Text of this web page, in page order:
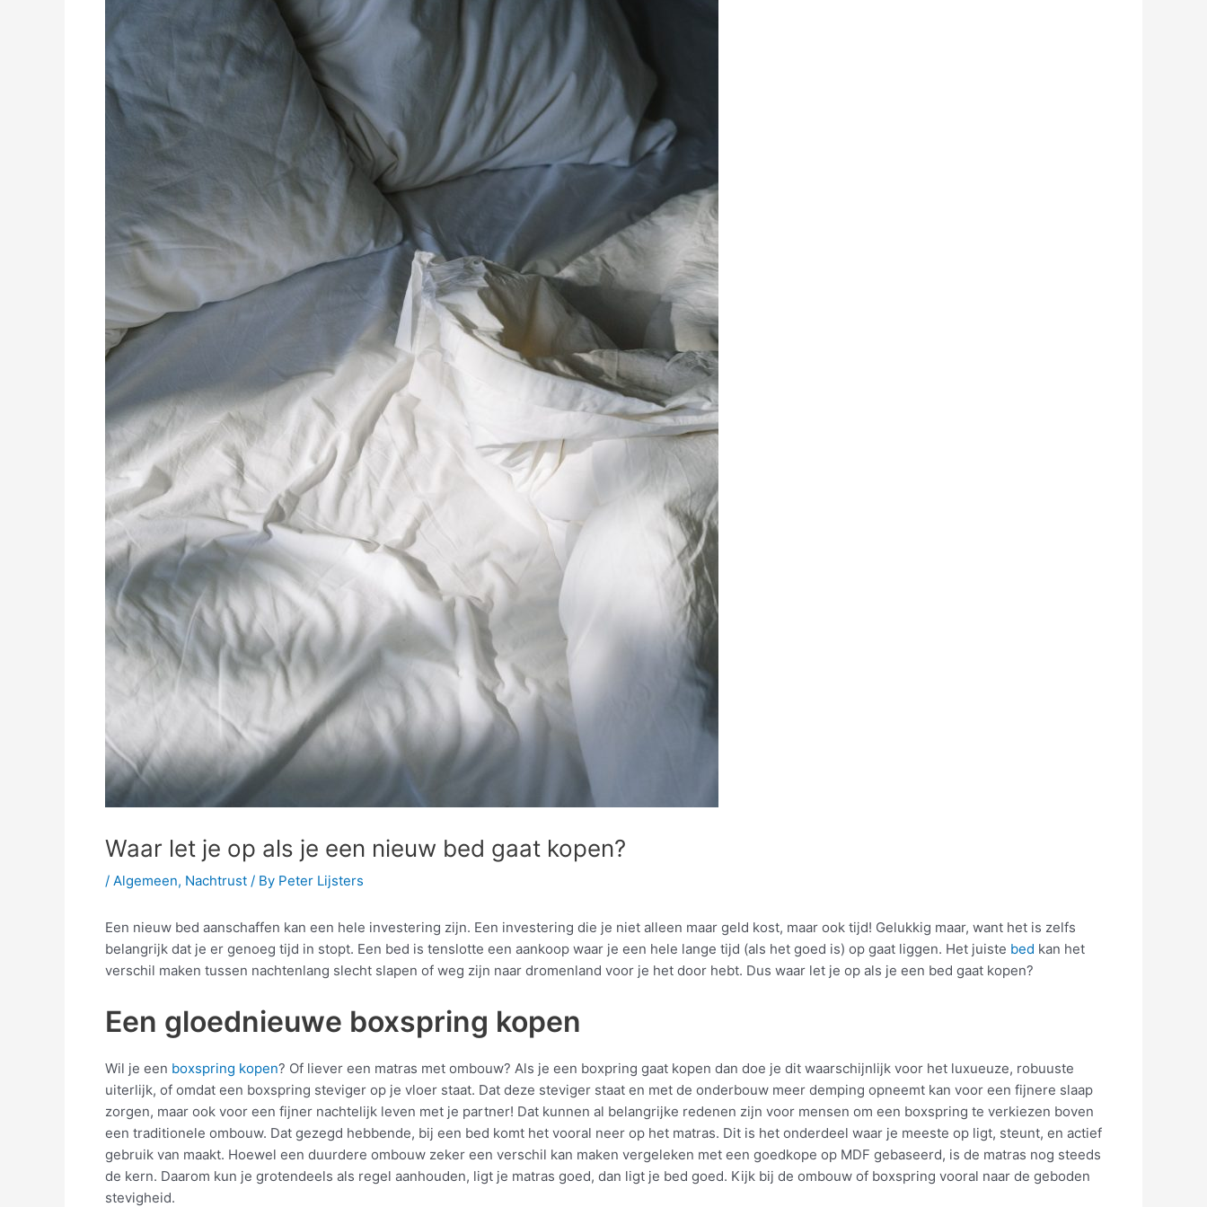
Waar let je op als je een nieuw bed gaat kopen?
/ Algemeen, Nachtrust / By Peter Lijsters
Een nieuw bed aanschaffen kan een hele investering zijn. Een investering die je niet alleen maar geld kost, maar ook tijd! Gelukkig maar, want het is zelfs
belangrijk dat je er genoeg tijd in stopt. Een bed is tenslotte een aankoop waar je een hele lange tijd (als het goed is) op gaat liggen. Het juiste bed kan het
verschil maken tussen nachtenlang slecht slapen of weg zijn naar dromenland voor je het door hebt. Dus waar let je op als je een bed gaat kopen?
Een gloednieuwe boxspring kopen
Wil je een boxspring kopen? Of liever een matras met ombouw? Als je een boxpring gaat kopen dan doe je dit waarschijnlijk voor het luxueuze, robuuste
uiterlijk, of omdat een boxspring steviger op je vloer staat. Dat deze steviger staat en met de onderbouw meer demping opneemt kan voor een fijnere slaap
zorgen, maar ook voor een fijner nachtelijk leven met je partner! Dat kunnen al belangrijke redenen zijn voor mensen om een boxspring te verkiezen boven
een traditionele ombouw. Dat gezegd hebbende, bij een bed komt het vooral neer op het matras. Dit is het onderdeel waar je meeste op ligt, steunt, en actief
gebruik van maakt. Hoewel een duurdere ombouw zeker een verschil kan maken vergeleken met een goedkope op MDF gebaseerd, is de matras nog steeds
de kern. Daarom kun je grotendeels als regel aanhouden, ligt je matras goed, dan ligt je bed goed. Kijk bij de ombouw of boxspring vooral naar de geboden
stevigheid.